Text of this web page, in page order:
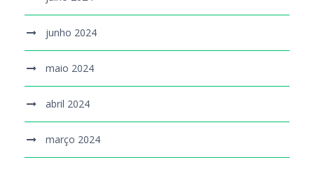
junho 2024
maio 2024
abril 2024
março 2024